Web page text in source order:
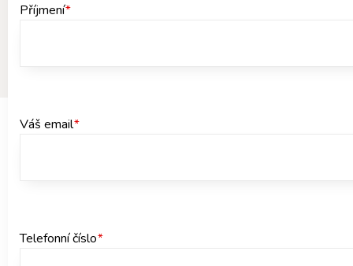
Příjmení*
Váš email*
Telefonní číslo*